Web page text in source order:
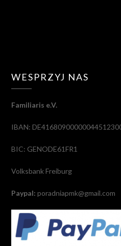
WESPRZYJ NAS
Familiaris e.V.
IBAN:
BIC: GENODE61FR1
Volksbank Freiburg
Paypal: poradniapmk@gmail.com